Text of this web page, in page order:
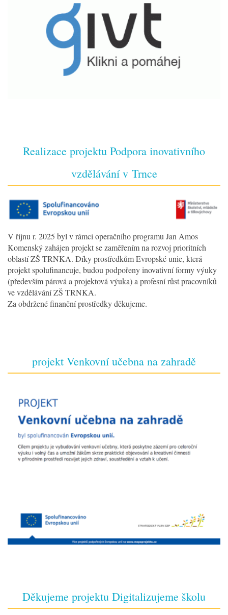
Realizace projektu Podpora inovativního
vzdělávání v Trnce
V říjnu r. 2025 byl v rámci operačního programu Jan Amos
Komenský zahájen projekt se zaměřením na rozvoj prioritních
oblastí ZŠ TRNKA. Díky prostředkům Evropské unie, která
projekt spolufinancuje, budou podpořeny inovativní formy výuky
(především párová a projektová výuka) a profesní růst pracovníků
ve vzdělávání ZŠ TRNKA.
Za obdržené finanční prostředky děkujeme.
projekt Venkovní učebna na zahradě
Děkujeme projektu Digitalizujeme školu